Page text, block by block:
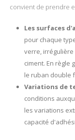
convient de prendre
Les surfaces
pour chaque
verre, irrégulière
ciment. En règle
le ruban double
Variations de
conditions
les variations
capacité